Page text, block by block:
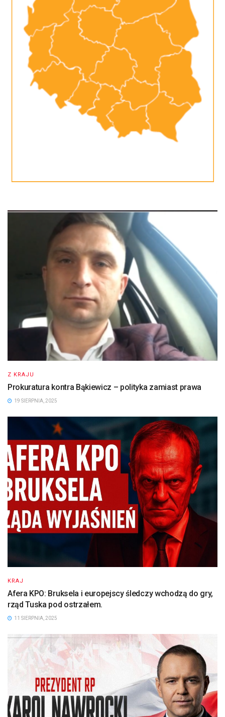
Z KRAJU
Prokuratura kontra Bąkiewicz – polityka zamiast prawa
19 SIERPNIA, 2025
KRAJ
Afera KPO: Bruksela i europejscy śledczy wchodzą do gry,
rząd Tuska pod ostrzałem.
11 SIERPNIA, 2025